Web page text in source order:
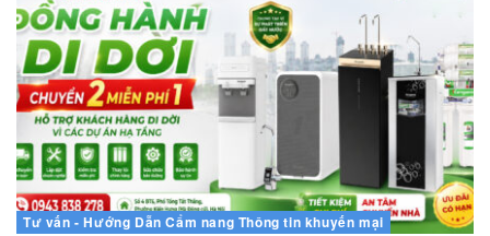
Tư vấn - Hướng Dẫn Cẩm nang Thông tin khuyến mại